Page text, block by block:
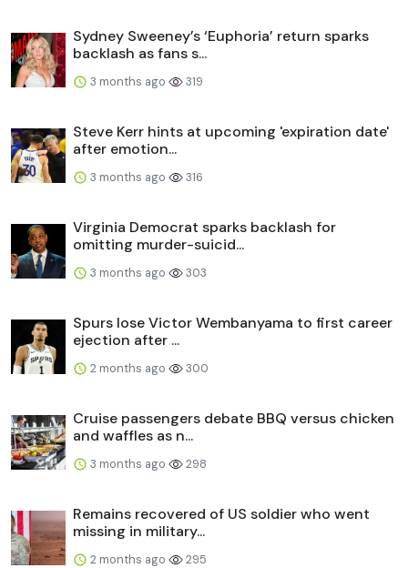
Sydney Sweeney’s ‘Euphoria’ return sparks
backlash as fans s...
3 months ago 319
Steve Kerr hints at upcoming 'expiration date'
after emotion...
3 months ago 316
Virginia Democrat sparks backlash for
omitting murder-suicid...
3 months ago 303
Spurs lose Victor Wembanyama to first career
ejection after ...
2 months ago 300
Cruise passengers debate BBQ versus chicken
and waffles as n...
3 months ago 298
Remains recovered of US soldier who went
missing in military...
2 months ago 295